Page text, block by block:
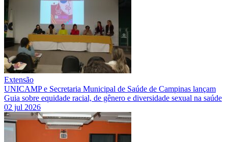
Extensão
UNICAMP e Secretaria Municipal de Saúde de Campinas lançam
Guia sobre equidade racial, de gênero e diversidade sexual na saúde
02 jul 2026